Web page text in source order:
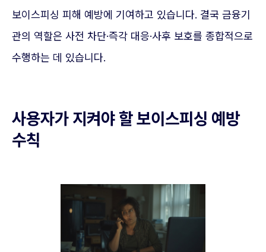
보이스피싱 피해 예방에 기여하고 있습니다. 결국 금융기
관의 역할은 사전 차단·즉각 대응·사후 보호를 종합적으로
수행하는 데 있습니다.
사용자가 지켜야 할 보이스피싱 예방
수칙